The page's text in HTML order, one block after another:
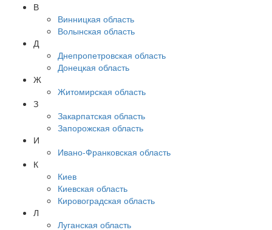
В
Винницкая область
Волынская область
Д
Днепропетровская область
Донецкая область
Ж
Житомирская область
З
Закарпатская область
Запорожская область
И
Ивано-Франковская область
К
Киев
Киевская область
Кировоградская область
Л
Луганская область